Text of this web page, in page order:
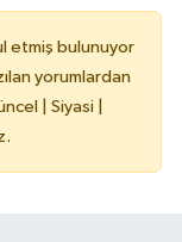
etmiş bulunuyor
yorumlardan
| Siyasi |